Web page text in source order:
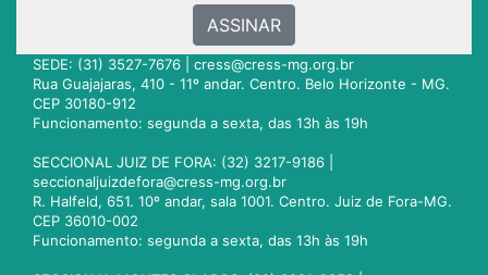
ASSINAR
SEDE: (31) 3527-7676 | cress@cress-mg.org.br
Rua Guajajaras, 410 - 11º andar. Centro. Belo Horizonte - MG.
CEP 30180-912
Funcionamento: segunda a sexta, das 13h às 19h
SECCIONAL JUIZ DE FORA: (32) 3217-9186 |
seccionaljuizdefora@cress-mg.org.br
R. Halfeld, 651. 10º andar, sala 1001. Centro. Juiz de Fora-MG.
CEP 36010-002
Funcionamento: segunda a sexta, das 13h às 19h